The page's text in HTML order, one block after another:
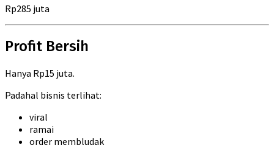
Rp285 juta
Profit Bersih
Hanya Rp15 juta.
Padahal bisnis terlihat:
viral
ramai
order membludak